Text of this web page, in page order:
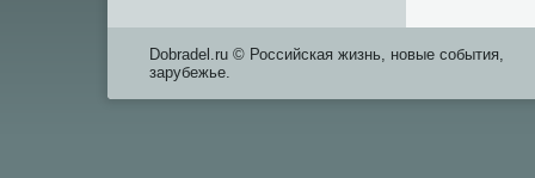
Dobradel.ru © Российская жизнь, новые события,
зарубежье.